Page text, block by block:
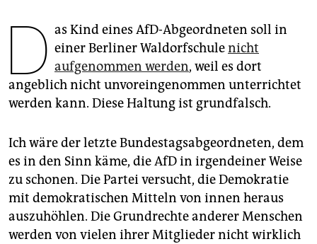
genossenschaft
epaper login
D as Kind eines AfD-Abgeordneten soll in
einer Berliner Waldorfschulenicht
aufgenommen werden, weil es dort
angeblich nicht unvoreingenommen unterrichtet
werden kann. Diese Haltung ist grundfalsch.
Ich wäre der letzte Bundestagsabgeordneten, dem
es in den Sinn käme, die AfD in irgendeiner Weise
zu schonen. Die Partei versucht, die Demokratie
mit demokratischen Mitteln von innen heraus
auszuhöhlen. Die Grundrechte anderer Menschen
werden von vielen ihrer Mitglieder nicht wirklich